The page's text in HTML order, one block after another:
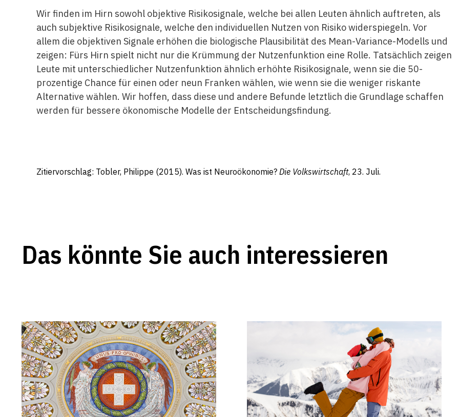
Wir finden im Hirn sowohl objektive Risikosignale, welche bei allen Leuten ähnlich auftreten, als
auch subjektive Risikosignale, welche den individuellen Nutzen von Risiko widerspiegeln. Vor
allem die objektiven Signale erhöhen die biologische Plausibilität des Mean-Variance-Modells und
zeigen: Fürs Hirn spielt nicht nur die Krümmung der Nutzenfunktion eine Rolle. Tatsächlich zeigen
Leute mit unterschiedlicher Nutzenfunktion ähnlich erhöhte Risikosignale, wenn sie die 50-
prozentige Chance für einen oder neun Franken wählen, wie wenn sie die weniger riskante
Alternative wählen. Wir hoffen, dass diese und andere Befunde letztlich die Grundlage schaffen
werden für bessere ökonomische Modelle der Entscheidungsfindung.
Zitiervorschlag: Tobler, Philippe (2015). Was ist Neuroökonomie?Die Volkswirtschaft, 23. Juli.
Das könnte Sie auch interessieren